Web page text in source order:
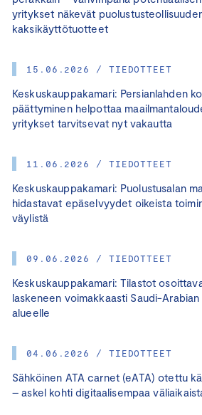
yritykset näkevät
kaksikäyttötuotteet
15.06.2026 / TIEDOTTEET
Keskuskauppakamari: Persianlahden
päättyminen helpottaa
yritykset tarvitsevat nyt vakautta
11.06.2026 / TIEDOTTEET
Keskuskauppakamari: Puolustusalan
hidastavat epäselvyydet oikeista
väylistä
09.06.2026 / TIEDOTTEET
Keskuskauppakamari: Tilastot
laskeneen voimakkaasti Saudi-
alueelle
04.06.2026 / TIEDOTTEET
Sähköinen ATA carnet (eATA) otettu
– askel kohti digitaalisempaa